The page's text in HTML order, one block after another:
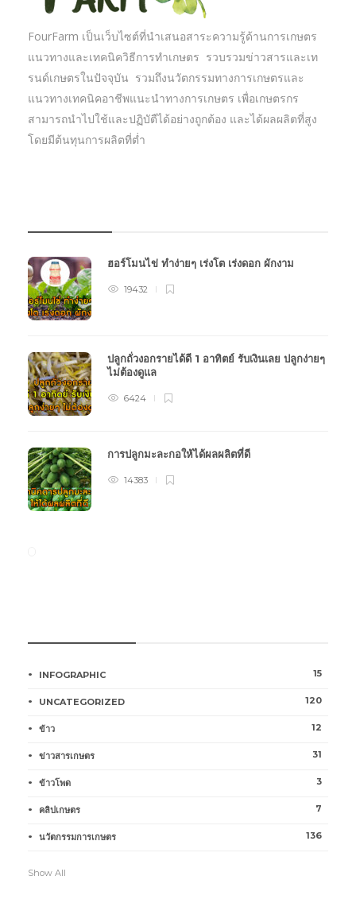
FourFarm เป็นเว็บไซต์ที่นำเสนอสาระความรู้ด้านการเกษตร
แนวทางและเทคนิควิธีการทำเกษตร รวบรวมข่าวสารและเท
รนด์เกษตรในปัจจุบัน รวมถึงนวัตกรรมทางการเกษตรและ
แนวทางเทคนิคอาชีพแนะนำทางการเกษตร เพื่อเกษตรกร
สามารถนำไปใช้และปฏิบัตืได้อย่างถูกต้อง และได้ผลผลิตที่สูง
โดยมีต้นทุนการผลิตที่ต่ำ
ฮอร์โมนไข่ ทำง่ายๆ เร่งโต เร่งดอก ผักงาม
19432
ปลูกถั่วงอกรายได้ดี 1 อาทิตย์ รับเงินเลย ปลูกง่ายๆ
ไม่ต้องดูแล
6424
การปลูกมะละกอให้ได้ผลผลิตที่ดี
14383
INFOGRAPHIC 15
UNCATEGORIZED 120
ข้าว 12
ข่าวสารเกษตร 31
ข้าวโพด 3
คลิปเกษตร 7
นวัตกรรมการเกษตร 136
Show All